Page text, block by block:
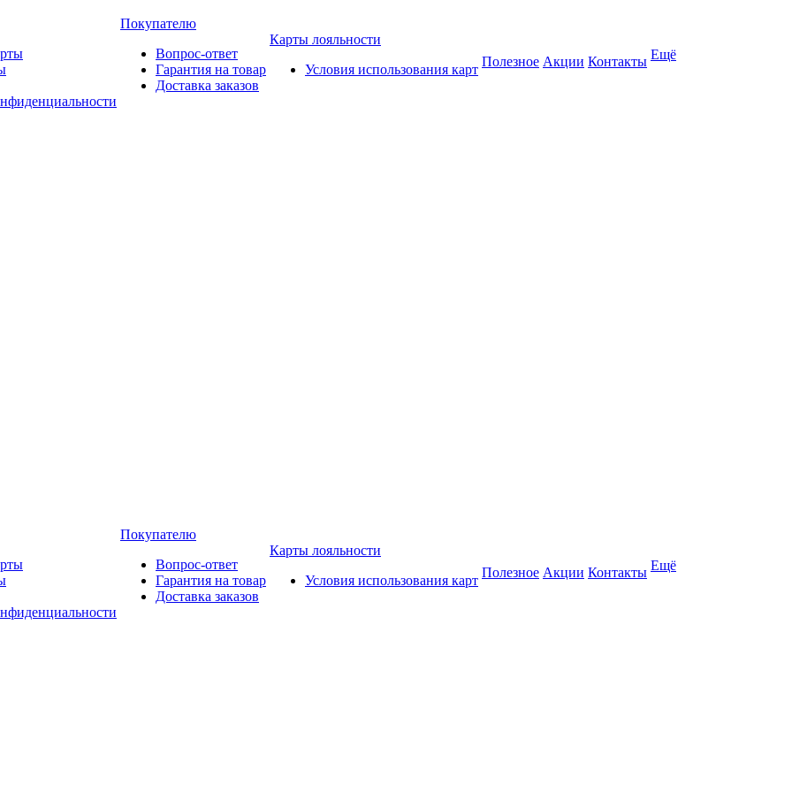
Покупателю
Вопрос-ответ
Гарантия на товар
Доставка заказов
Карты лояльности
Условия использования карт
Полезное Акции Контакты Ещё
Покупателю
Вопрос-ответ
Гарантия на товар
Доставка заказов
Карты лояльности
Условия использования карт
Полезное Акции Контакты Ещё